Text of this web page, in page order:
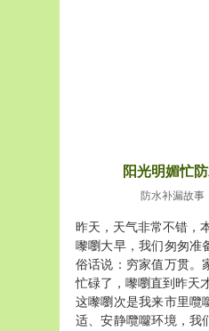
阳光明媚忙
防水补漏故事
昨天，天气非常不错，
嚟嚠大早，我们匆匆准
俗话说：穷家值万贯。
忙碌了，嚟嚠直到昨天
这嚟嚠次是我来市里囕
适、安静囕囖环境，我